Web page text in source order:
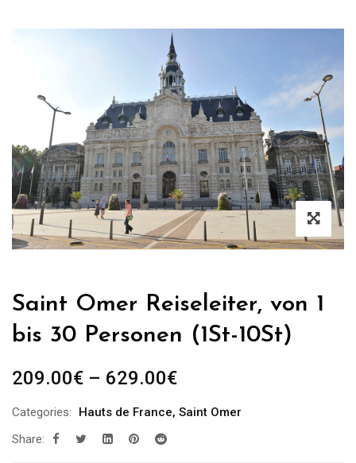
Saint Omer Reiseleiter, von 1
bis 30 Personen (1St-10St)
209.00€ – 629.00€Preisspanne:
bis
Categories: Hauts de France, Saint Omer
Share: